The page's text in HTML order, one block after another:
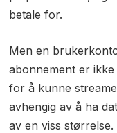
betale for.
Men en
abonnement er
for å kunne
avhengig av å ha
av en viss